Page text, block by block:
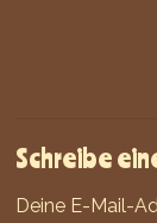
Schreibe
Deine E-Mail-